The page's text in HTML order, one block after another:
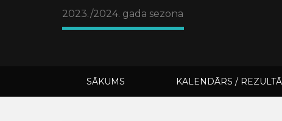
2023./2024. gada sezona
SĀKUMS KALENDĀRS /